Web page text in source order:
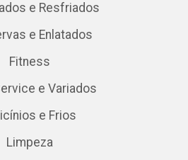
e Resfriados
e Enlatados
Fitness
e Variados
e Frios
Limpeza